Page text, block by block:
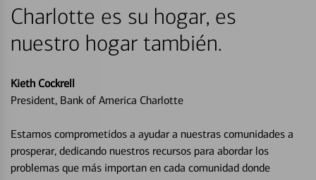
Charlotte es su hogar, es
nuestro hogar también.
Kieth Cockrell
President, Bank of America Charlotte
Estamos comprometidos a ayudar a nuestras comunidades a
prosperar, dedicando nuestros recursos para abordar los
problemas que más importan en cada comunidad donde